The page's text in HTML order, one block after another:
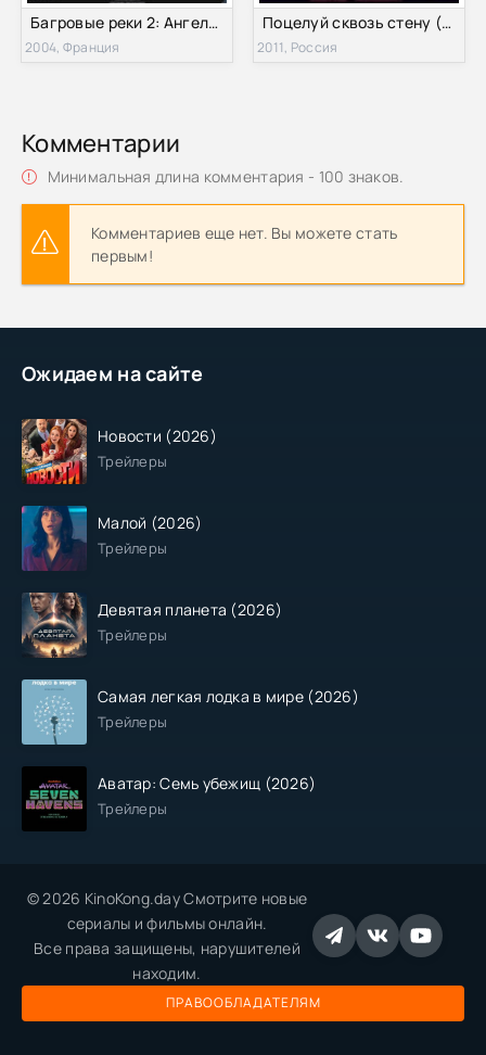
Ожидаем на сайте
Новости (2026)
Трейлеры
Малой (2026)
Трейлеры
Девятая планета (2026)
Трейлеры
Самая легкая лодка в мире (2026)
Трейлеры
Аватар: Семь убежищ (2026)
Трейлеры
Багровые реки 2: Ангелы апокалипсиса (2004)
2004, Франция
Поцелуй сквозь стену (2011)
2011, Россия
Комментарии
Минимальная длина комментария - 100 знаков.
Комментариев еще нет. Вы можете стать
первым!
© 2026 KinoKong.day Смотрите новые
сериалы и фильмы онлайн.
Все права защищены, нарушителей
находим.
ПРАВООБЛАДАТЕЛЯМ